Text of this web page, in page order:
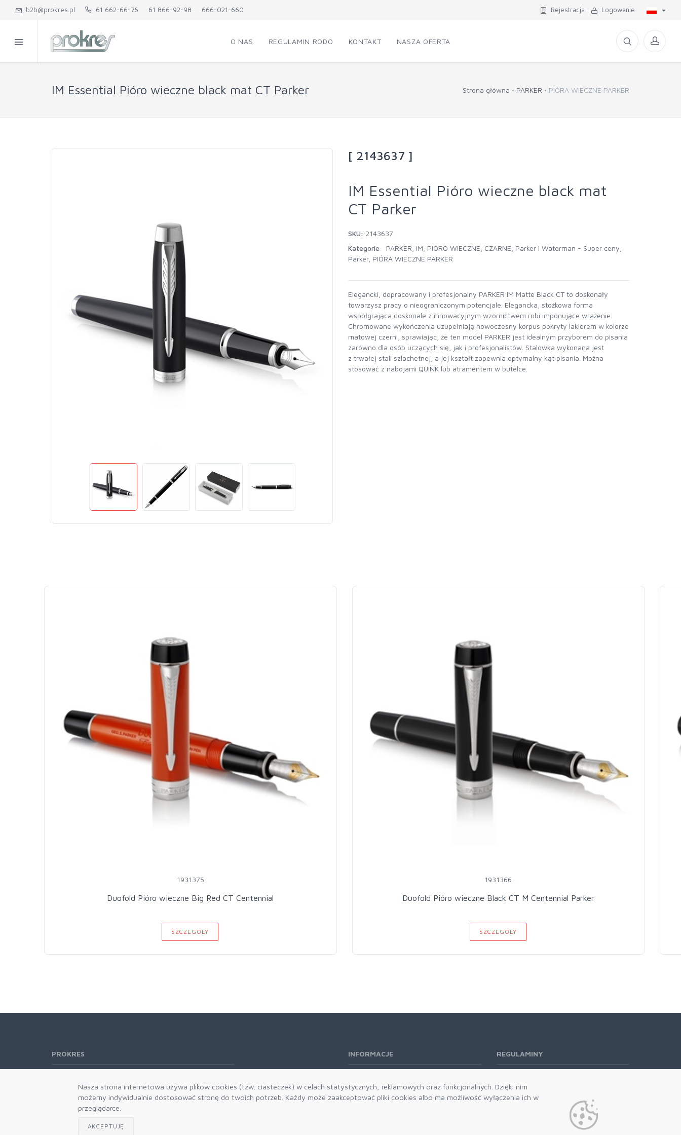
Nasza strona internetowa używa plików cookies (tzw. ciasteczek) w celach statystycznych, reklamowych oraz funkcjonalnych. Dzięki nim
możemy indywidualnie dostosować stronę do twoich potrzeb. Każdy może zaakceptować pliki cookies albo ma możliwość wyłączenia ich w
przeglądarce.
AKCEPTUJĘ
b2b@prokres.pl 61 662-66-76 61 866-92-98 666-021-660 Rejestracja Logowanie
O NAS REGULAMIN RODO KONTAKT NASZA OFERTA
IM Essential Pióro wieczne black mat CT Parker Strona główna PARKER PIÓRA WIECZNE PARKER
[ 2143637 ]
IM Essential Pióro wieczne black mat
CT Parker
SKU: 2143637
Kategorie:
PARKER IM PIÓRO WIECZNE CZARNE Parker i Waterman - Super ceny
Parker, PIÓRA WIECZNE PARKER
Elegancki, dopracowany i profesjonalny PARKER IM Matte Black CT to doskonały
towarzysz pracy o nieograniczonym potencjale. Elegancka, stożkowa forma
współgrająca doskonale z innowacyjnym wzornictwem robi imponujące wrażenie.
Chromowane wykończenia uzupełniają nowoczesny korpus pokryty lakierem w kolorze
matowej czerni, sprawiając, że ten model PARKER jest idealnym przyborem do pisania
zarówno dla osób uczących się, jak i profesjonalistów. Stalówka wykonana jest
z trwałej stali szlachetnej, a jej kształt zapewnia optymalny kąt pisania. Można
stosować z nabojami QUINK lub atramentem w butelce.
1931375
Duofold Pióro wieczne Big Red CT Centennial
SZCZEGÓŁY
1931366
Duofold Pióro wieczne Black CT M Centennial Parker
SZCZEGÓŁY
PROKRES
61 866-92-98
666-021-660
Dział handlowy email: prokres@prokres.pl
INFORMACJE
Kontakt
REGULAMINY